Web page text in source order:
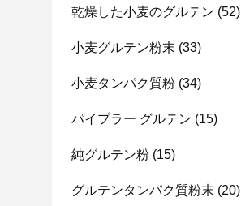
乾燥した小麦のグルテン (52)
小麦グルテン粉末 (33)
小麦タンパク質粉 (34)
パイプラー グルテン (15)
純グルテン粉 (15)
グルテンタンパク質粉末 (20)